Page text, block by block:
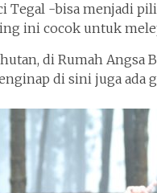
Tegal -bisa menjadi
ini cocok untuk
di Rumah Angsa
di sini juga ada